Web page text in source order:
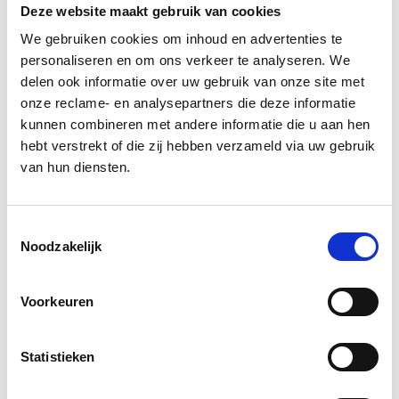
Deze website maakt gebruik van cookies
We gebruiken cookies om inhoud en advertenties te
personaliseren en om ons verkeer te analyseren. We
delen ook informatie over uw gebruik van onze site met
onze reclame- en analysepartners die deze informatie
kunnen combineren met andere informatie die u aan hen
hebt verstrekt of die zij hebben verzameld via uw gebruik
van hun diensten.
Noodzakelijk
Voorkeuren
Statistieken
UX Design
Ga naar hetteam overzicht